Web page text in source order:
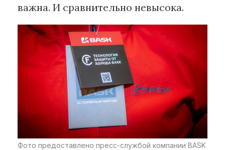
важна. И сравнительно невысока.
Фото предоставлено пресс-службой компании BASK